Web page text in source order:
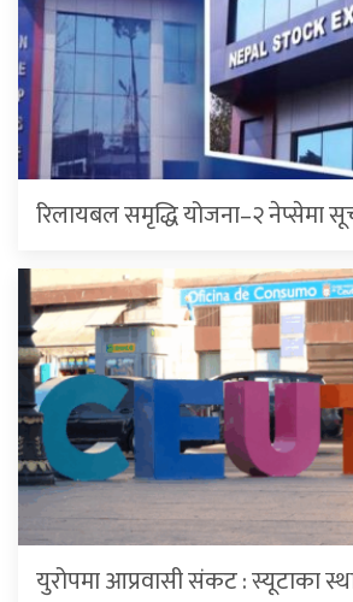
रिलायबल समृद्धि योजना–२ नेप्सेमा
युरोपमा आप्रवासी संकट : स्यूटाका